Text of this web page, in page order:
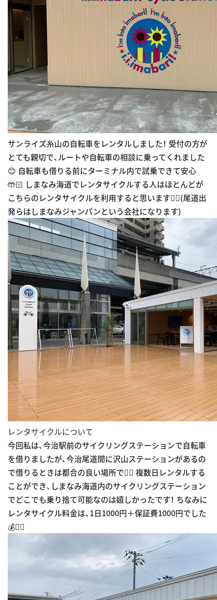
サンライズ糸山の自転車をレンタルしました！ 受付の方が
とても親切で、ルートや自転車の相談に乗ってくれました
😊 自転車も借りる前にターミナル内で試乗できて安心
🤲🏻 しまなみ海道でレンタサイクルする人はほとんどが
こちらのレンタサイクルを利用すると思います🚴‍♀️(尾道出
発らはしまなみジャンパンという会社になります)
レンタサイクルについて
今回私は、今治駅前のサイクリングステーションで自転車
を借りましたが、今治尾道間に沢山ステーションがあるの
で借りるときは都合の良い場所で🙆‍♀️ 複数日レンタルする
ことができ、しまなみ海道内のサイクリングステーション
でどこでも乗り捨て可能なのは嬉しかったです！ ちなみに
レンタサイクル料金は、1日1000円＋保証費1000円でした
💰🚴‍♀️